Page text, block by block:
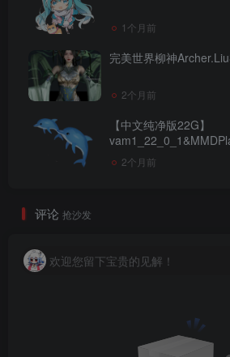
1个月前
完美世界柳神
2个月前
【中文纯净版22G】
2个月前
评论 抢沙发
欢迎您留下宝贵的见解！